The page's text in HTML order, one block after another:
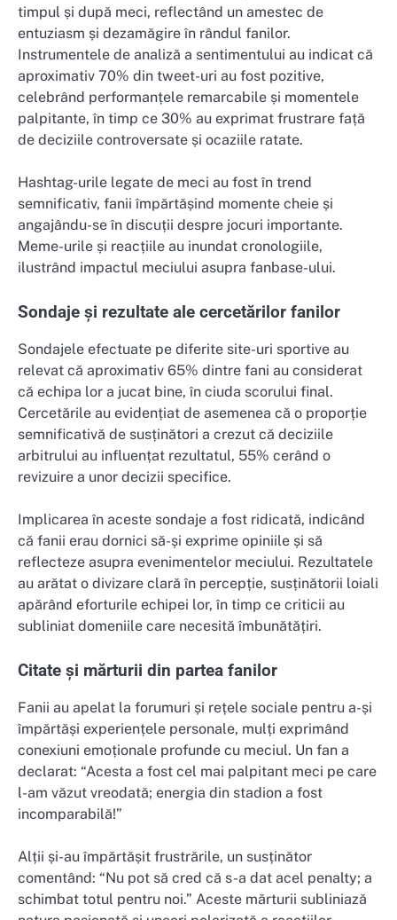
timpul și după meci, reflectând un amestec de
entuziasm și dezamăgire în rândul fanilor.
Instrumentele de analiză a sentimentului au indicat că
aproximativ 70% din tweet-uri au fost pozitive,
celebrând performanțele remarcabile și momentele
palpitante, în timp ce 30% au exprimat frustrare față
de deciziile controversate și ocaziile ratate.
Hashtag-urile legate de meci au fost în trend
semnificativ, fanii împărtășind momente cheie și
angajându-se în discuții despre jocuri importante.
Meme-urile și reacțiile au inundat cronologiile,
ilustrând impactul meciului asupra fanbase-ului.
Sondaje și rezultate ale cercetărilor fanilor
Sondajele efectuate pe diferite site-uri sportive au
relevat că aproximativ 65% dintre fani au considerat
că echipa lor a jucat bine, în ciuda scorului final.
Cercetările au evidențiat de asemenea că o proporție
semnificativă de susținători a crezut că deciziile
arbitrului au influențat rezultatul, 55% cerând o
revizuire a unor decizii specifice.
Implicarea în aceste sondaje a fost ridicată, indicând
că fanii erau dornici să-și exprime opiniile și să
reflecteze asupra evenimentelor meciului. Rezultatele
au arătat o divizare clară în percepție, susținătorii loiali
apărând eforturile echipei lor, în timp ce criticii au
subliniat domeniile care necesită îmbunătățiri.
Citate și mărturii din partea fanilor
Fanii au apelat la forumuri și rețele sociale pentru a-și
împărtăși experiențele personale, mulți exprimând
conexiuni emoționale profunde cu meciul. Un fan a
declarat: “Acesta a fost cel mai palpitant meci pe care
l-am văzut vreodată; energia din stadion a fost
incomparabilă!”
Alții și-au împărtășit frustrările, un susținător
comentând: “Nu pot să cred că s-a dat acel penalty; a
schimbat totul pentru noi.” Aceste mărturii subliniază